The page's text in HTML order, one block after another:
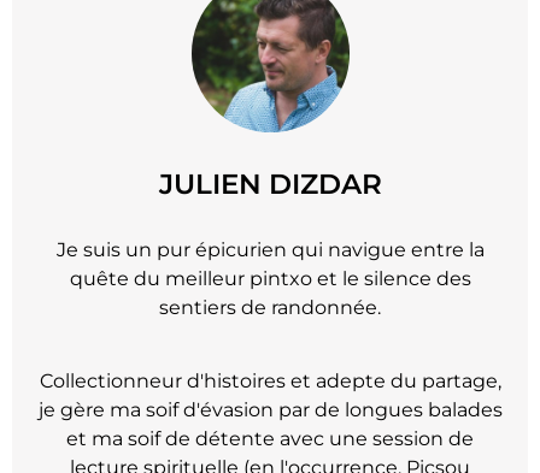
JULIEN DIZDAR
Je suis un pur épicurien qui navigue entre la
quête du meilleur pintxo et le silence des
sentiers de randonnée.
Collectionneur d'histoires et adepte du partage,
je gère ma soif d'évasion par de longues balades
et ma soif de détente avec une session de
lecture spirituelle (en l'occurrence, Picsou